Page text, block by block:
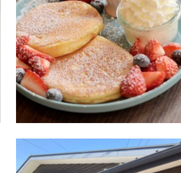
つぼ焼き芋さく～imosaku～
古賀市にある「つぼ焼き芋さく～imosaku
～」をご紹介します！店舗情報を見る【つ
ぼ焼き芋さく～imosaku～】こだわりの壺
にて低温でじっくり2時間焼いたお芋を…
続きを読む